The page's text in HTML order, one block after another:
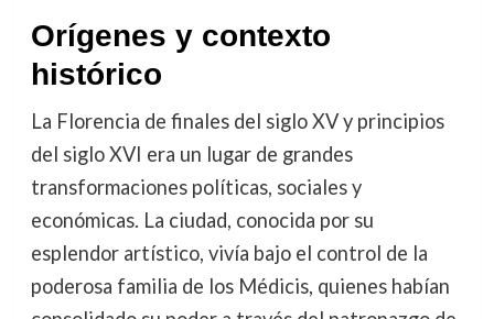
Orígenes y contexto
histórico
La Florencia de finales del siglo XV y principios
del siglo XVI era un lugar de grandes
transformaciones políticas, sociales y
económicas. La ciudad, conocida por su
esplendor artístico, vivía bajo el control de la
poderosa familia de los Médicis, quienes habían